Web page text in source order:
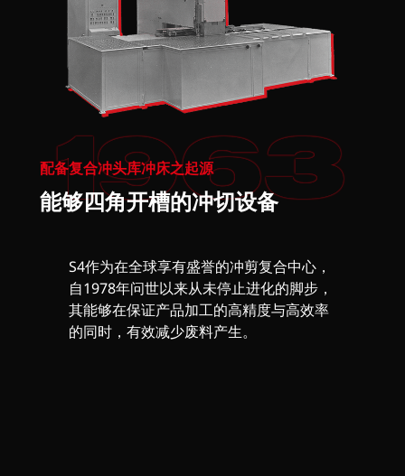
1963
配备复合冲头库冲床之起源
能够四角开槽的冲切设备
S4作为在全球享有盛誉的冲剪复合中心，
自1978年问世以来从未停止进化的脚步，
其能够在保证产品加工的高精度与高效率
的同时，有效减少废料产生。